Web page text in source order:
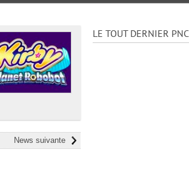
News suivante
LE TOUT DERNIER